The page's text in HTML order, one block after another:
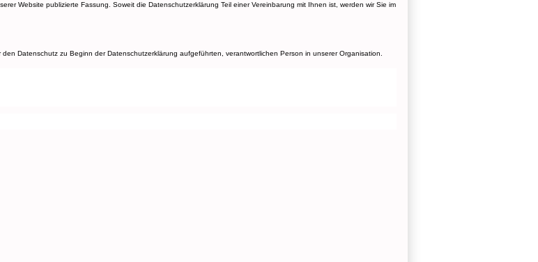
Website publizierte Fassung. Soweit die Datenschutzerklärung Teil einer Vereinbarung mit Ihnen ist, werden wir Sie im
Datenschutz zu Beginn der Datenschutzerklärung aufgeführten, verantwortlichen Person in unserer Organisation.